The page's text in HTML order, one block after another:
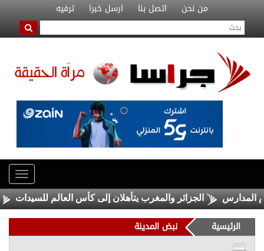
من نحن اتصل بنا ارسل خبرا ترفيه
الجزائر والمغرب يتأهلان إلى كأس العالم للسيدات
الرئيسية نبض المدينة